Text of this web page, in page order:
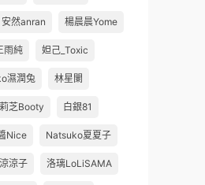
安然anran 楊晨晨Yome
雨純 妲己_Toxic
濕潤兔 林星闌
芝Booty 白銀81
Nice Natsuko夏夏子
涼子 洛璃LoLiSAMA